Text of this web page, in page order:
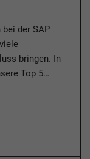
der SAP
bringen. In
Top 5…